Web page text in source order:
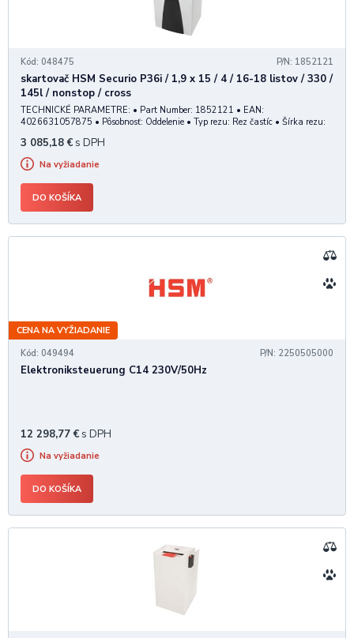
Kód: 048475 P/N: 1852121
skartovač HSM Securio P36i / 1,9 x 15 / 4 / 16-18 listov / 330 /
145l / nonstop / cross
TECHNICKÉ PARAMETRE: • Part Number: 1852121 • EAN:
4026631057875 • Pôsobnosť: Oddelenie • Typ rezu: Rez častíc • Šírka rezu:
podľa DIN 66399 - P5 • Výkon pri rezaní do hárkov 80
3 085,18 € s DPH
Na vyžiadanie
DO KOŠÍKA
CENA NA VYŽIADANIE
Kód: 049494
P/N: 2250505000
Elektroniksteuerung C14 230V/50Hz
12 298,77 € s DPH
Na vyžiadanie
DO KOŠÍKA